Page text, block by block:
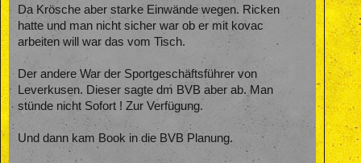
Da Krösche aber starke Einwände wegen. Ricken
hatte und man nicht sicher war ob er mit kovac
arbeiten will war das vom Tisch.
Der andere War der Sportgeschäftsführer von
Leverkusen. Dieser sagte dm BVB aber ab. Man
stünde nicht Sofort ! Zur Verfügung.
Und dann kam Book in die BVB Planung.